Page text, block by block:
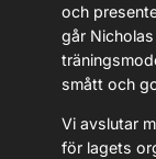
och
går
smått och
Vi avslutar
för lagets